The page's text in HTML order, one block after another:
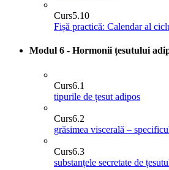
Curs5.10
Fișă practică: Calendar al
Modul 6 - Hormonii țesutului
Curs6.1
tipurile de țesut adipos
Curs6.2
grăsimea viscerală –
Curs6.3
substanțele secretate de